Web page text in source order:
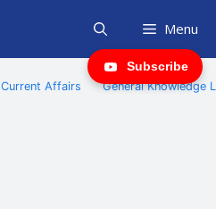
Menu
Current Affairs General Knowledge
Subscribe